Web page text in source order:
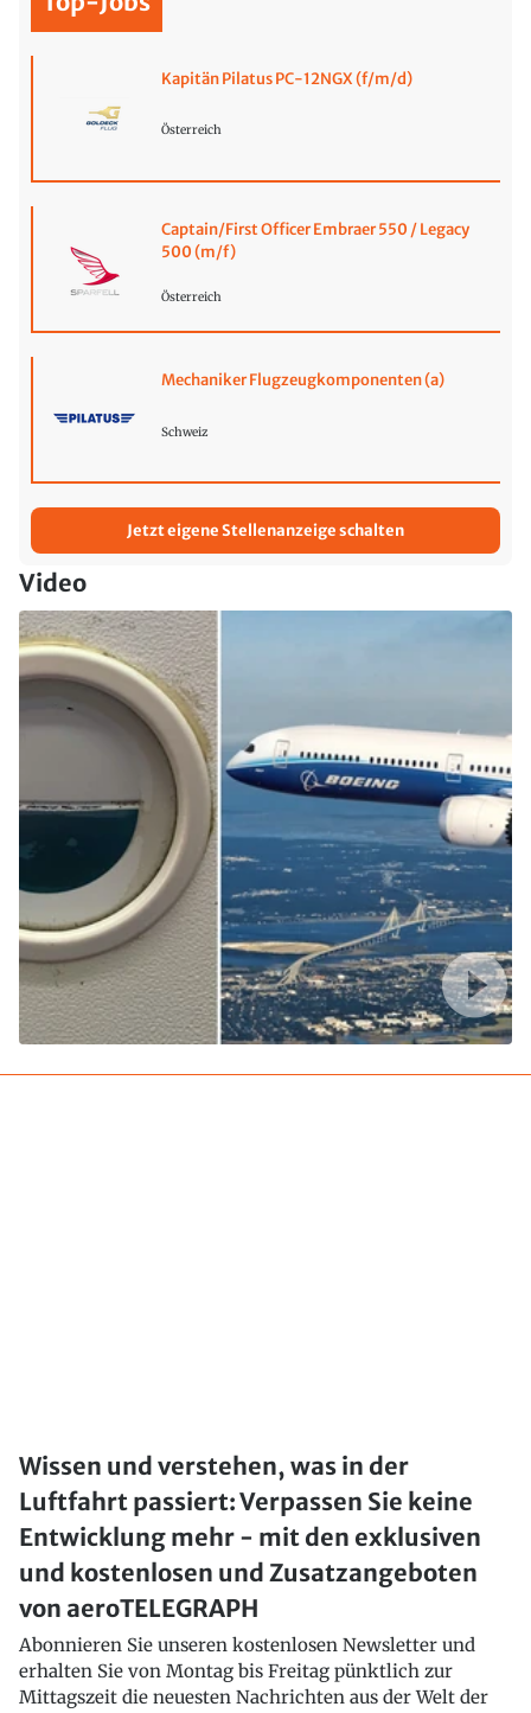
Kapitän Pilatus PC-12NGX (f/m/d)
Österreich
Captain/First Officer Embraer 550 / Legacy
500 (m/f)
Österreich
Mechaniker Flugzeugkomponenten (a)
Schweiz
Jetzt eigene Stellenanzeige schalten
Video
Wissen und verstehen, was in der
Luftfahrt passiert: Verpassen Sie keine
Entwicklung mehr - mit den exklusiven
und kostenlosen und Zusatzangeboten
von aeroTELEGRAPH
Abonnieren Sie unseren kostenlosen Newsletter und
erhalten Sie von Montag bis Freitag pünktlich zur
Mittagszeit die neuesten Nachrichten aus der Welt der